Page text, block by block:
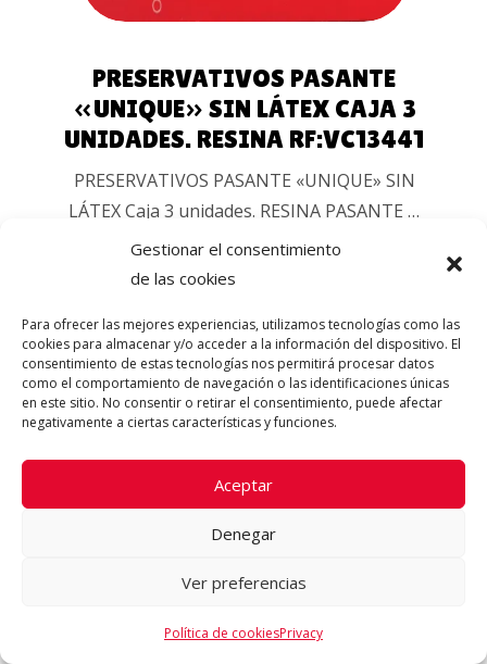
Gestionar el consentimiento
de las cookies
Para ofrecer las mejores experiencias, utilizamos tecnologías como las
cookies para almacenar y/o acceder a la información del dispositivo. El
consentimiento de estas tecnologías nos permitirá procesar datos
como el comportamiento de navegación o las identificaciones únicas
en este sitio. No consentir o retirar el consentimiento, puede afectar
negativamente a ciertas características y funciones.
Aceptar
Denegar
Ver preferencias
Política de cookiesPrivacy
PRESERVATIVOS PASANTE
«UNIQUE» SIN LÁTEX CAJA 3
UNIDADES. RESINA RF:VC13441
PRESERVATIVOS PASANTE «UNIQUE» SIN
LÁTEX Caja 3 unidades. RESINA PASANTE …
8.95€
AÑADIR AL CARRITO
AÑADIR AL